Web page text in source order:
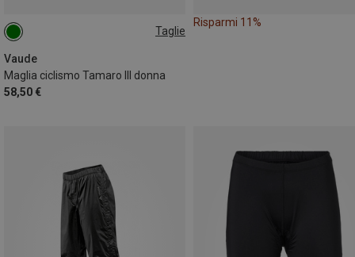
Taglie
Vaude
Maglia ciclismo Tamaro III donna
58,50 €
XS
Risparmi 11%